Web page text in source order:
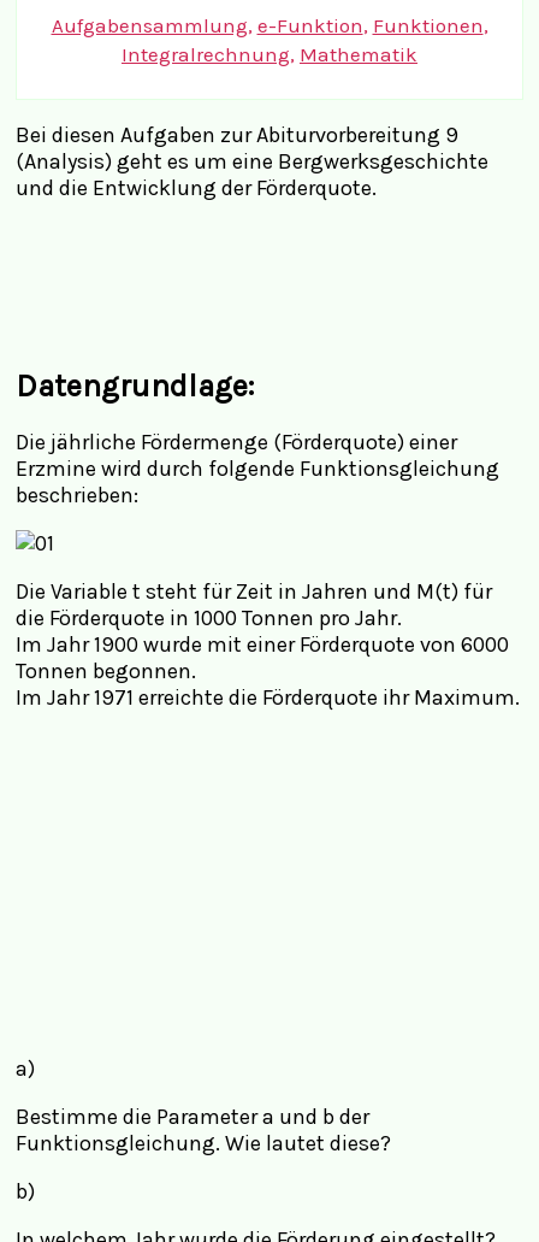
Aufgabensammlung, e-Funktion, Funktionen,
Integralrechnung, Mathematik
Bei diesen Aufgaben zur Abiturvorbereitung 9
(Analysis) geht es um eine Bergwerksgeschichte
und die Entwicklung der Förderquote.
Datengrundlage:
Die jährliche Fördermenge (Förderquote) einer
Erzmine wird durch folgende Funktionsgleichung
beschrieben:
Die Variable t steht für Zeit in Jahren und M(t) für
die Förderquote in 1000 Tonnen pro Jahr.
Im Jahr 1900 wurde mit einer Förderquote von 6000
Tonnen begonnen.
Im Jahr 1971 erreichte die Förderquote ihr Maximum.
a)
Bestimme die Parameter a und b der
Funktionsgleichung. Wie lautet diese?
b)